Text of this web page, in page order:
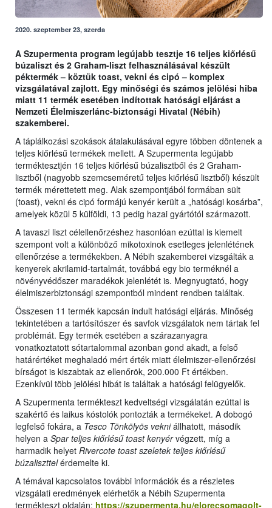
2020. szeptember 23, szerda
A Szupermenta program legújabb tesztje 16 teljes kiőrlésű
búzaliszt és 2 Graham-liszt felhasználásával készült
péktermék – köztük toast, vekni és cipó – komplex
vizsgálatával zajlott. Egy minőségi és számos jelölési hiba
miatt 11 termék esetében indítottak hatósági eljárást a
Nemzeti Élelmiszerlánc-biztonsági Hivatal (Nébih)
szakemberei.
A táplálkozási szokások átalakulásával egyre többen döntenek a
teljes kiőrlésű termékek mellett. A Szupermenta legújabb
terméktesztjén 16 teljes kiőrlésű búzalisztből és 2 Graham-
lisztből (nagyobb szemcseméretű teljes kiőrlésű lisztből) készült
termék mérettetett meg. Alak szempontjából formában sült
(toast), vekni és cipó formájú kenyér került a „hatósági kosárba”,
amelyek közül 5 külföldi, 13 pedig hazai gyártótól származott.
A tavaszi liszt célellenőrzéshez hasonlóan ezúttal is kiemelt
szempont volt a különböző mikotoxinok esetleges jelenlétének
ellenőrzése a termékekben. A Nébih szakemberei vizsgálták a
kenyerek akrilamid-tartalmát, továbbá egy bio terméknél a
növényvédőszer maradékok jelenlétét is. Megnyugtató, hogy
élelmiszerbiztonsági szempontból mindent rendben találtak.
Összesen 11 termék kapcsán indult hatósági eljárás. Minőség
tekintetében a tartósítószer és savfok vizsgálatok nem tártak fel
problémát. Egy termék esetében a szárazanyagra
vonatkoztatott sótartalommal azonban gond akadt, a felső
határértéket meghaladó mért érték miatt élelmiszer-ellenőrzési
bírságot is kiszabtak az ellenőrök, 200.000 Ft értékben.
Ezenkívül több jelölési hibát is találtak a hatósági felügyelők.
A Szupermenta termékteszt kedveltségi vizsgálatán ezúttal is
szakértő és laikus kóstolók pontozták a termékeket. A dobogó
legfelső fokára, a Tesco Tönkölyös vekniállhatott, második
helyen a Spar teljes kiőrlésű toast kenyérvégzett, míg a
harmadik helyet Rivercote toast szeletek teljes kiőrlésű
búzaliszttelérdemelte ki.
A témával kapcsolatos további információk és a részletes
vizsgálati eredmények elérhetők a Nébih Szupermenta
termékteszt oldalán: https://szupermenta.hu/elorecsomagolt-